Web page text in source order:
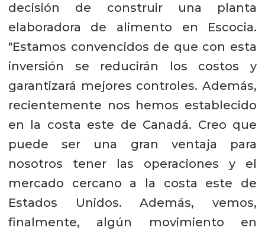
decisión de construir una planta
elaboradora de alimento en Escocia.
"Estamos convencidos de que con esta
inversión se reducirán los costos y
garantizará mejores controles. Además,
recientemente nos hemos establecido
en la costa este de Canadá. Creo que
puede ser una gran ventaja para
nosotros tener las operaciones y el
mercado cercano a la costa este de
Estados Unidos. Además, vemos,
finalmente, algún movimiento en